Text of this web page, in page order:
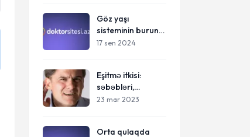
Göz yaşı
sisteminin burun
hissələrinin
17 sen 2024
Eşitmə itkisi:
səbəbləri,
diaqnozu və
bilmək lazımdır
23 mar 2023
Orta qulaqda